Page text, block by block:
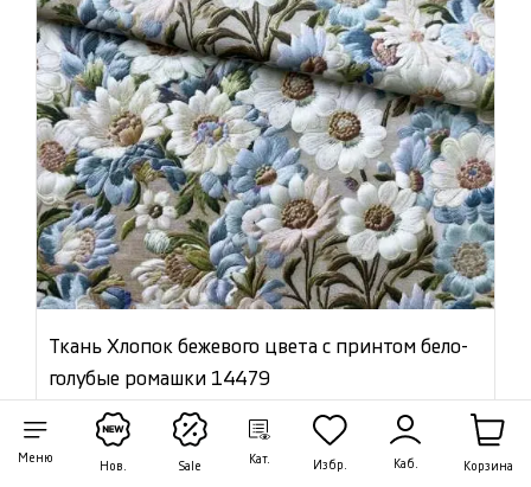
Меню
Нов. Sale
Кат. Избр. Каб. Корзина
Ткань Хлопок бежевого цвета с принтом бело-
голубые ромашки 14479
1 908 ₽/м
Артикул: 14479